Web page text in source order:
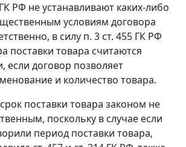
РФ не устанавливают каких-либо
условиям договора
в силу п. 3 ст. 455 ГК РФ
поставки товара считаются
если договор позволяет
и количество товара.
поставки товара законом не
поскольку в случае если
период поставки товара,